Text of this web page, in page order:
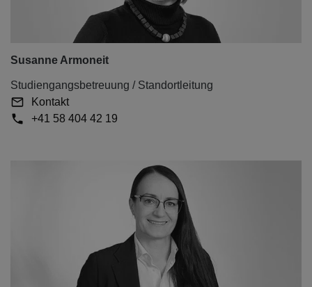
Susanne Armoneit
Studiengangsbetreuung / Standortleitung
Kontakt
+41 58 404 42 19